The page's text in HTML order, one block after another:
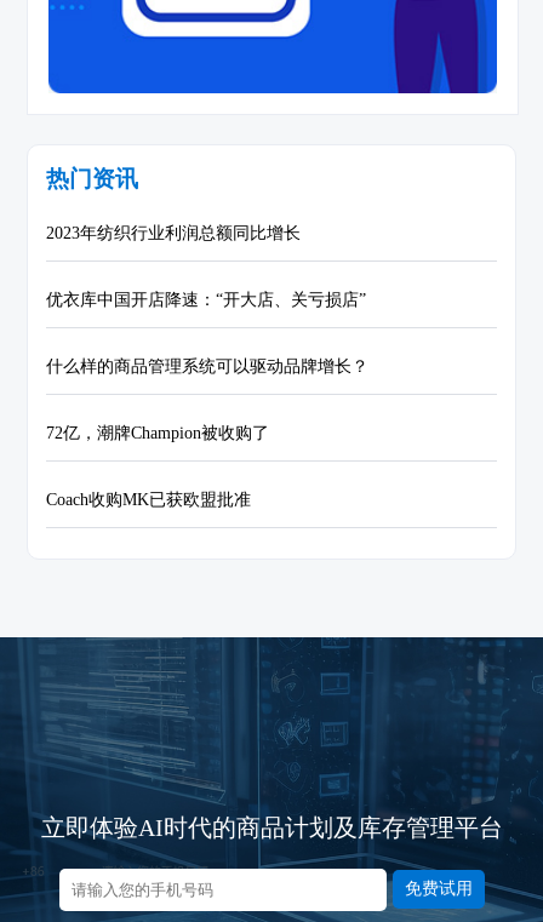
热门资讯
2023年纺织行业利润总额同比增长
优衣库中国开店降速：“开大店、关亏损店”
什么样的商品管理系统可以驱动品牌增长？
72亿，潮牌Champion被收购了
Coach收购MK已获欧盟批准
立即体验AI时代的商品计划及库存管理平台
免费试用